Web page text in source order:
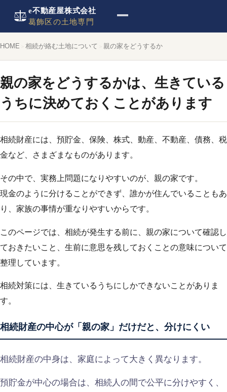
e不動産屋株式会社
葛飾区の土地専門
HOME 相続が絡む土地について 親の家をどうするか
親の家をどうするかは、生きている
うちに決めておくことがあります
相続財産には、預貯金、保険、株式、動産、不動産、債務、税
金など、さまざまなものがあります。
その中で、実務上問題になりやすいのが、親の家です。
現金のように分けることができず、誰かが住んでいることもあ
り、家族の事情が重なりやすいからです。
このページでは、相続が発生する前に、親の家について確認し
ておきたいこと、生前に意思を残しておくことの意味について
整理しています。
相続対策には、生きているうちにしかできないことがありま
す。
相続財産の中心が「親の家」だけだと、分けにくい
相続財産の中身は、家庭によって大きく異なります。
預貯金が中心の場合は、相続人の間で公平に分けやすく、